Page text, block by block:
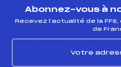
Abonnez-vous à
Recevez l’actualité de la
de